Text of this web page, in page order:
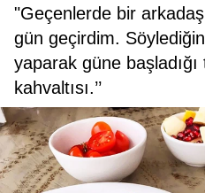
"Geçenlerde bir
gün geçirdim.
yaparak güne
kahvaltısı.’’